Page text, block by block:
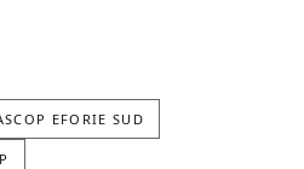
EFORIE SUD